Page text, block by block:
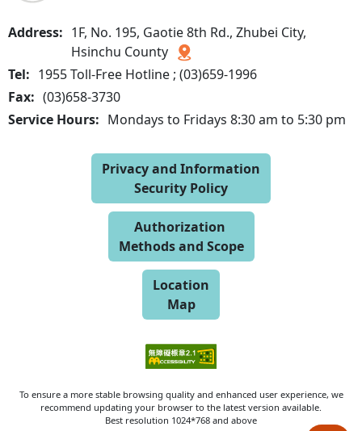
Address: 1F, No. 195, Gaotie 8th Rd., Zhubei City,
Hsinchu County
Tel: 1955 Toll-Free Hotline ; (03)659-1996
Fax: (03)658-3730
Service Hours: Mondays to Fridays 8:30 am to 5:30 pm
Privacy and Information
Security Policy
Authorization
Methods and Scope
Location
Map
To ensure a more stable browsing quality and enhanced user experience, we
recommend updating your browser to the latest version available.
Best resolution 1024*768 and above